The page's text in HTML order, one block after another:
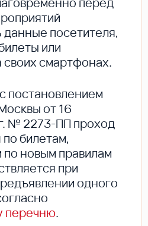
посетителя,
или
своих смартфонах.
постановлением
от 16
№ 2273-ПП проход
билетам,
новым правилам
при
одного
перечню.